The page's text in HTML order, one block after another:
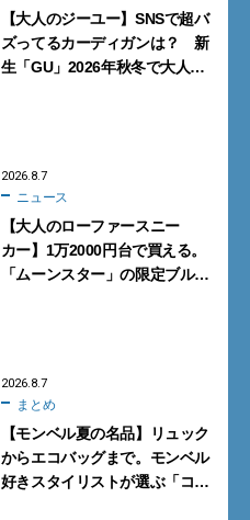
【大人のジーユー】SNSで超バ
ズってるカーディガンは？ 新
生「GU」2026年秋冬で大人メ
2026.8.7
ニュース
【大人のローファースニー
カー】1万2000円台で買える。
「ムーンスター」の限定ブルー
2026.8.7
まとめ
【モンベル夏の名品】リュック
からエコバッグまで。モンベル
好きスタイリストが選ぶ「コス